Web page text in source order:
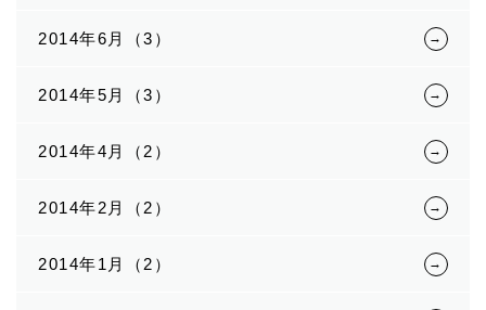
2014年6月（3）
2014年5月（3）
2014年4月（2）
2014年2月（2）
2014年1月（2）